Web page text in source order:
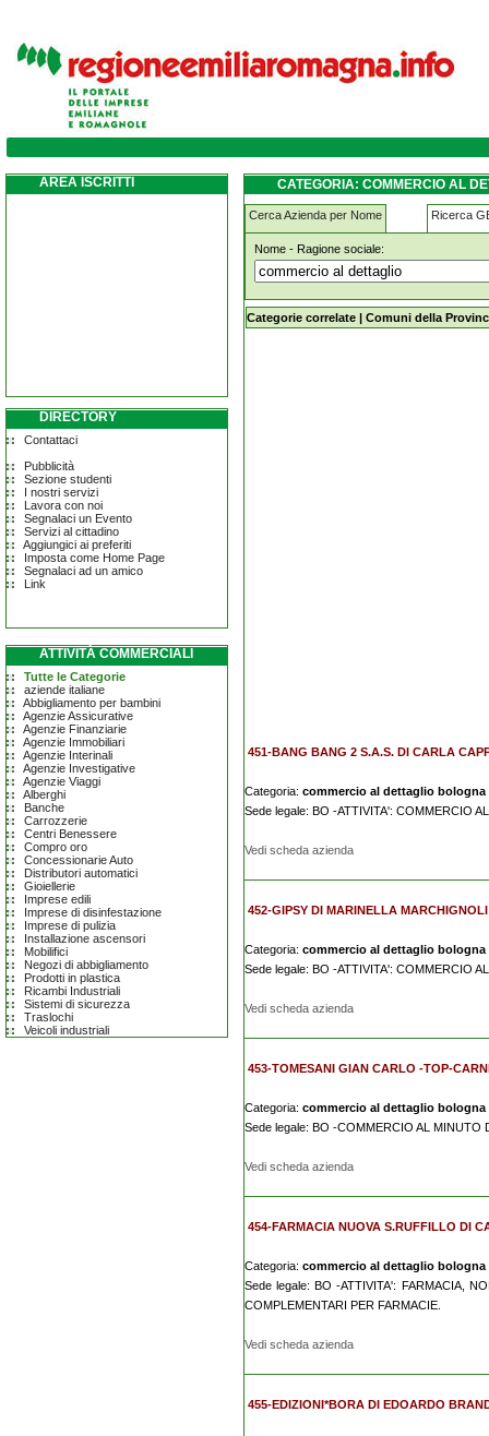
commercio-al-dettaglio bologna
AREA ISCRITTI
DIRECTORY
Contattaci
Pubblicità
Sezione studenti
I nostri servizi
Lavora con noi
Segnalaci un Evento
Servizi al cittadino
Aggiungici ai preferiti
Imposta come Home Page
Segnalaci ad un amico
Link
ATTIVITÀ COMMERCIALI
Tutte le Categorie
aziende italiane
Abbigliamento per bambini
Agenzie Assicurative
Agenzie Finanziarie
Agenzie Immobiliari
Agenzie Interinali
Agenzie Investigative
Agenzie Viaggi
Alberghi
Banche
Carrozzerie
Centri Benessere
Compro oro
Concessionarie Auto
Distributori automatici
Gioiellerie
Imprese edili
Imprese di disinfestazione
Imprese di pulizia
Installazione ascensori
Mobilifici
Negozi di abbigliamento
Prodotti in plastica
Ricambi Industriali
Sistemi di sicurezza
Traslochi
Veicoli industriali
CATEGORIA: COMMERCIO AL
Cerca Azienda per Nome Ricerca
Nome - Ragione sociale:
commercio-al-dettaglio bologna
Categorie correlate | Comuni della
451-BANG BANG 2 S.A.S. DI CARLA
Categoria: commercio al dettaglio bologna
Sede legale: BO -ATTIVITA': COMMERCIO
Vedi scheda azienda
452-GIPSY DI MARINELLA MARCHIGNOLI
Categoria: commercio al dettaglio bologna
Sede legale: BO -ATTIVITA': COMMERCIO
Vedi scheda azienda
453-TOMESANI GIAN CARLO -TOP-
Categoria: commercio al dettaglio bologna
Sede legale: BO -COMMERCIO AL MINUTO
Vedi scheda azienda
454-FARMACIA NUOVA S.RUFFILLO DI
Categoria: commercio al dettaglio bologna
Sede legale: BO -ATTIVITA': FARMACIA,
COMPLEMENTARI PER FARMACIE.
Vedi scheda azienda
455-EDIZIONI*BORA DI EDOARDO